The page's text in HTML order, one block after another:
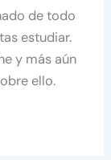
de todo
estudiar.
y más aún
ello.